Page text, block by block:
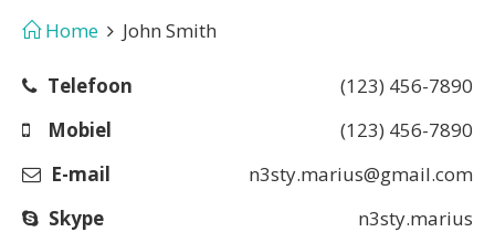
Home John Smith
Telefoon
(123) 456-7890
Mobiel
(123) 456-7890
E-mail
n3sty.marius@gmail.com
Skype
n3sty.marius